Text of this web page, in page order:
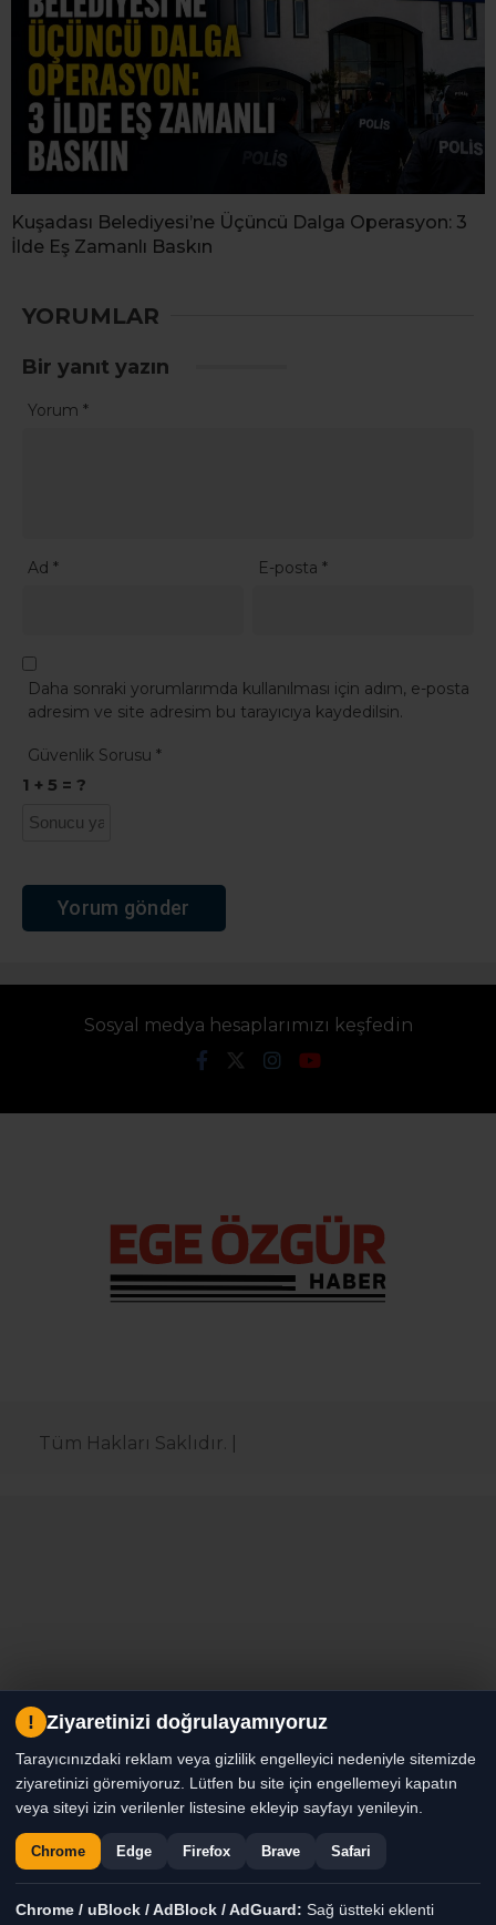
Kuşadası Belediyesi’ne Üçüncü Dalga Operasyon: 3
İlde Eş Zamanlı Baskın
YORUMLAR
Bir yanıt yazın
Yorum *
Ad * E-posta*
Daha sonraki yorumlarımda kullanılması için adım, e-posta
adresim ve site adresim bu tarayıcıya kaydedilsin.
Güvenlik Sorusu *
1 + 5 = ?
Sosyal medya hesaplarımızı keşfedin
Tüm Hakları Saklıdır. |
! Ziyaretinizi doğrulayamıyoruz
Tarayıcınızdaki reklam veya gizlilik engelleyici nedeniyle sitemizde
ziyaretinizi göremiyoruz. Lütfen bu site için engellemeyi kapatın
veya siteyi izin verilenler listesine ekleyip sayfayı yenileyin.
Chrome Edge Firefox Brave Safari
Chrome / uBlock / AdBlock / AdGuard: Sağ üstteki eklenti